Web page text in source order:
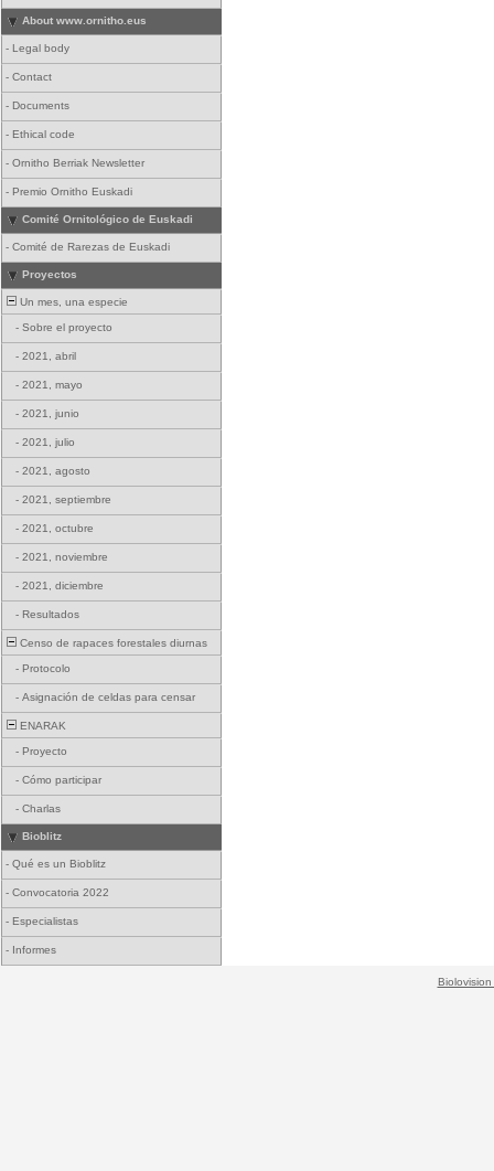
About www.ornitho.eus
- Legal body
- Contact
- Documents
- Ethical code
- Ornitho Berriak Newsletter
- Premio Ornitho Euskadi
Comité Ornitológico de Euskadi
- Comité de Rarezas de Euskadi
Proyectos
Un mes, una especie
- Sobre el proyecto
- 2021, abril
- 2021, mayo
- 2021, junio
- 2021, julio
- 2021, agosto
- 2021, septiembre
- 2021, octubre
- 2021, noviembre
- 2021, diciembre
- Resultados
Censo de rapaces forestales diurnas
- Protocolo
- Asignación de celdas para censar
ENARAK
- Proyecto
- Cómo participar
- Charlas
Bioblitz
- Qué es un Bioblitz
- Convocatoria 2022
- Especialistas
- Informes
Biolovision